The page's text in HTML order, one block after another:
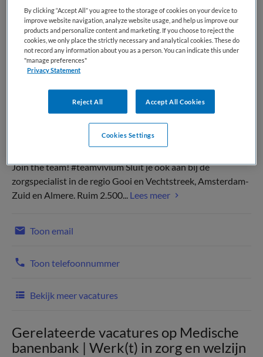
Deze vacature Verzorgende IG, De Hogewey, Weesp bij
Vivium is niet meer actueel. Hieronder staan enkele
vergelijkbare vacatures die voor u wellicht interessant zijn.
Join the team! #teamvivium Sluit je ook aan bij dé
zorgspecialist in de regio Gooi en Vechtstreek, Amsterdam-
Zuid en Almere. Ruim 2.500... Lees meer
Toon email
Toon telefoonnummer
Bekijk meer vacatures
Gerelateerde vacatures op Medische
banenbank | Werk(t) in zorg en welzijn
By clicking “Accept All” you agree to the storage of cookies on your device to
improve website navigation, analyze website usage, and help us improve our
products and personalize content and marketing. If you choose to reject the
cookies, we only place the strictly necessary and analytical cookies. These do
not record any information about you as a person. You can indicate this under
"manage preferences"
Privacy Statement
Reject All Accept All Cookies
Cookies Settings